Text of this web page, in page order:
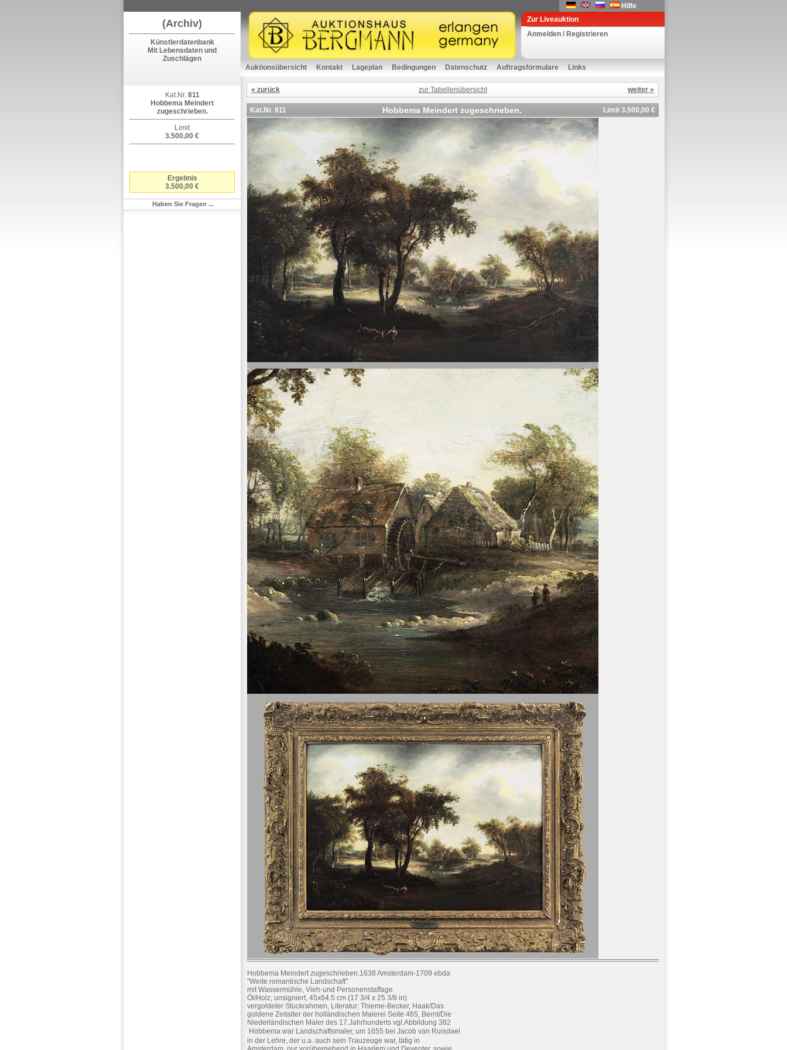
Hilfe
(Archiv)
Künstlerdatenbank
Mit Lebensdaten und
Zuschlägen
Kat.Nr. 811
Hobbema Meindert
zugeschrieben.
Limit
3.500,00 €
Ergebnis
3.500,00 €
Haben Sie Fragen ...
Zur Liveauktion
Anmelden / Registrieren
Auktionsübersicht Kontakt Lageplan Bedingungen Datenschutz Auftragsformulare Links
« zurück zur Tabellenübersicht weiter »
Kat.Nr. 811 Hobbema Meindert zugeschrieben. Limit 3.500,00 €
Hobbema Meindert zugeschrieben.1638 Amsterdam-1709 ebda
"Weite romantische Landschaft"
mit Wassermühle, Vieh-und Personenstaffage
Öl/Holz, unsigniert, 45x64.5 cm (17 3/4 x 25 3/8 in)
vergoldeter Stuckrahmen, Literatur: Thieme-Becker, Haak/Das
goldene Zeitalter der holländischen Malerei Seite 465, Bernt/Die
Niederländischen Maler des 17.Jahrhunderts vgl.Abbildung 382
Hobbema war Landschaftsmaler, um 1655 bei Jacob van Ruisdael
in der Lehre, der u.a. auch sein Trauzeuge war, tätig in